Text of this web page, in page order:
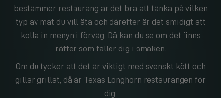
bestämmer restaurang är det bra att tänka på vilken
typ av mat du vill äta och därefter är det smidigt att
kolla in menyn i förväg. Då kan du se om det finns
rätter som faller dig i smaken.
Om du tycker att det är viktigt med svenskt kött och
gillar grillat, då är Texas Longhorn restaurangen för
dig.